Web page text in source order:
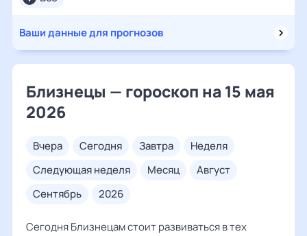
Ваши данные для прогнозов
Близнецы — гороскоп на 15 мая
2026
вчера сегодня завтра
неделя
следующая неделя
месяц
август
сентябрь
2026
Сегодня Близнецам стоит развиваться в тех